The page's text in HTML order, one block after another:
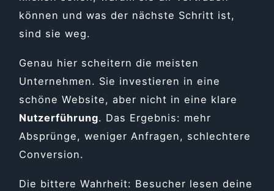
können und was der nächste Schritt ist,
sind sie weg.
Genau hier scheitern die meisten
Unternehmen. Sie investieren in eine
schöne Website, aber nicht in eine klare
Nutzerführung. Das Ergebnis: mehr
Absprünge, weniger Anfragen, schlechtere
Conversion.
Die bittere Wahrheit: Besucher lesen deine